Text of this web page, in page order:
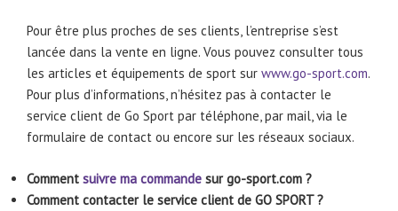
Pour être plus proches de ses clients, l’entreprise s’est
lancée dans la vente en ligne. Vous pouvez consulter tous
les articles et équipements de sport sur www.go-sport.com.
Pour plus d’informations, n’hésitez pas à contacter le
service client de Go Sport par téléphone, par mail, via le
formulaire de contact ou encore sur les réseaux sociaux.
Comment suivre ma commande sur go-sport.com ?
Comment contacter le service client de GO SPORT ?